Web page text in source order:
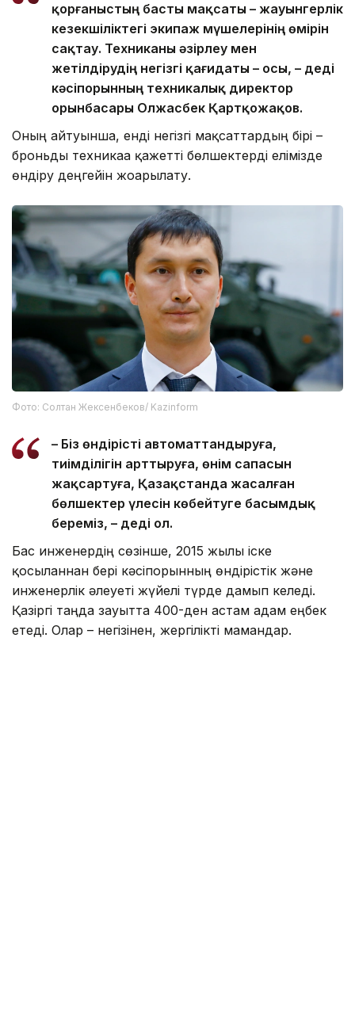
қорғаныстың басты мақсаты – жауынгерлік
кезекшіліктегі экипаж мүшелерінің өмірін
сақтау. Техниканы әзірлеу мен
жетілдірудің негізгі қағидаты – осы, – деді
кәсіпорынның техникалық директор
орынбасары Олжасбек Қартқожақов.
Оның айтуынша, енді негізгі мақсаттардың бірі –
броньды техникаға қажетті бөлшектерді елімізде
өндіру деңгейін жоғарылату.
Фото: Солтан Жексенбеков/ Kazinform
– Біз өндірісті автоматтандыруға,
тиімділігін арттыруға, өнім сапасын
жақсартуға, Қазақстанда жасалған
бөлшектер үлесін көбейтуге басымдық
береміз, – деді ол.
Бас инженердің сөзінше, 2015 жылы іске
қосылғаннан бері кәсіпорынның өндірістік және
инженерлік әлеуеті жүйелі түрде дамып келеді.
Қазіргі таңда зауытта 400-ден астам адам еңбек
етеді. Олар – негізінен, жергілікті мамандар.